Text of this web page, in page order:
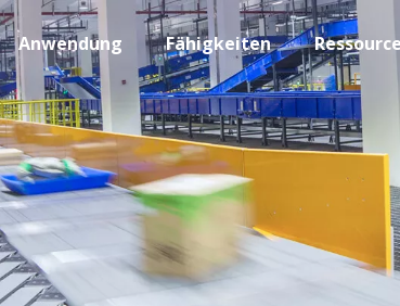
Anwendung Fähigkeiten